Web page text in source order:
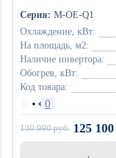
Серия: M-OE-Q1
Охлаждение, кВт:
На площадь, м2:
Наличие инвертора:
Обогрев, кВт:
Код товара:
• 0
130 990руб. 125 100